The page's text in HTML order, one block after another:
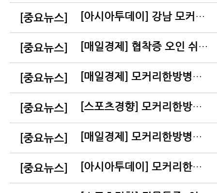
[중요뉴스] [아시아투데이] 강남 모커리한방병원 ‘수술 후 재활’ 센터 개설
[중요뉴스] [매일경제] 협착증 오인 쉬운 근감소증 70대 이후 치료 어떻게할까?
[중요뉴스] [매일경제] 모커리한방병원, 근감소증 센터 문 열어
[중요뉴스] [스포츠경향] 모커리한방병원, 3월 6일 척추관협착증·디스크 유튜브 생방송 강의
[중요뉴스] [매일경제] 모커리한방병원, 5년연속 의료소비자만족도 최우수병원 인증
[중요뉴스] [아시아투데이] 모커리한방병원, 전 지점 ‘AI 상담 및 예약’ 솔루션 오픈